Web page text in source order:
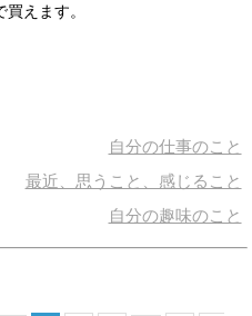
買えます。
自分の仕事のこと
最近、思うこと、感じること
自分の趣味のこと